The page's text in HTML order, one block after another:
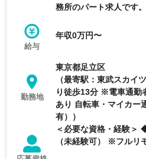
務所のパート求人です。
給与
年収0万円〜
勤務地
東京都足立区
（最寄駅：東武スカイ
り徒歩13分 ※電車通勤
あり 自転車・マイカー
有））
＜必要な資格・経験
（未経験可） ※フルリ